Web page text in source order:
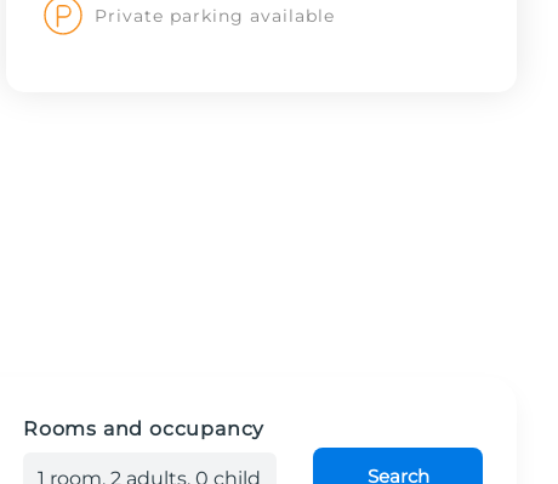
Private parking available
Rooms and occupancy
1 room, 2 adults, 0 child Search